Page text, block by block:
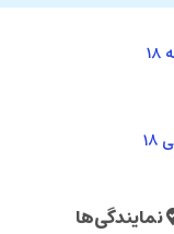
نمایندگی‌ها